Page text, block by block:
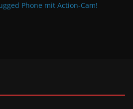
Phone mit Action-Cam!